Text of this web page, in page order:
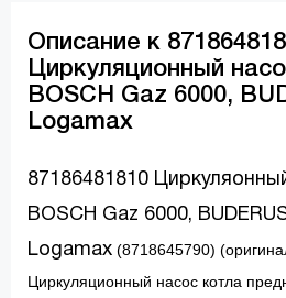
Описание к
Циркуляционный
BOSCH Gaz 6000,
Logamax
87186481810
BOSCH Gaz 6000,
Logamax (8718645790)
Циркуляционный насос котла